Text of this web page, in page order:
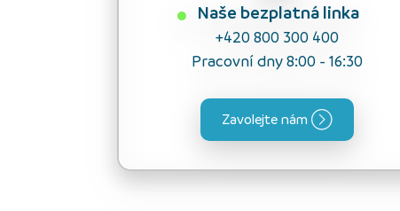
Naše bezplatná linka
+420 800 300 400
Pracovní dny 8:00 - 16:30
Zavolejte nám